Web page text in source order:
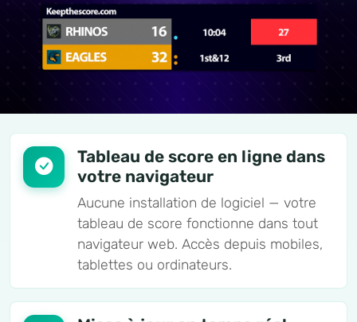
Tableau de score en ligne dans
votre navigateur
Aucune installation de logiciel — votre
tableau de score fonctionne dans tout
navigateur web. Accès depuis mobiles,
tablettes ou ordinateurs.